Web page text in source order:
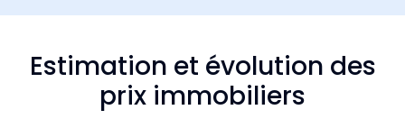
Estimation et évolution des
prix immobiliers